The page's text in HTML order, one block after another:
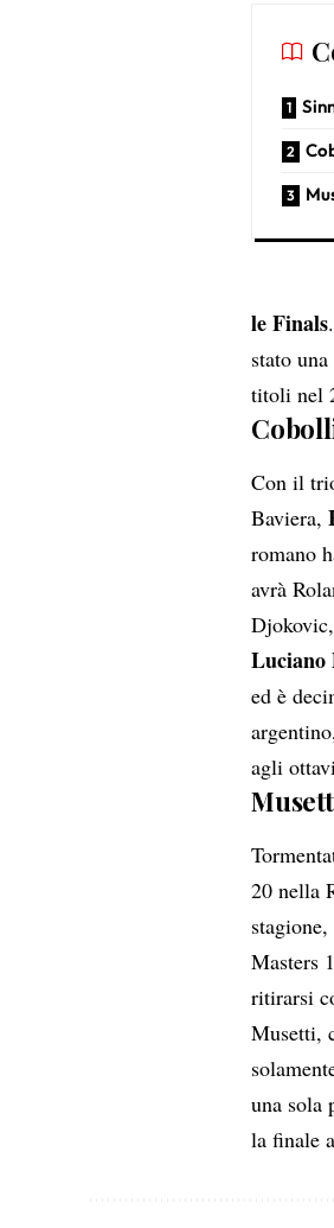
le Finals
stato
titoli nel
Con il
Baviera,
romano
avrà
Luciano
ed è
agli
20 nella
Masters
ritirarsi
Musetti,
una sola
la finale